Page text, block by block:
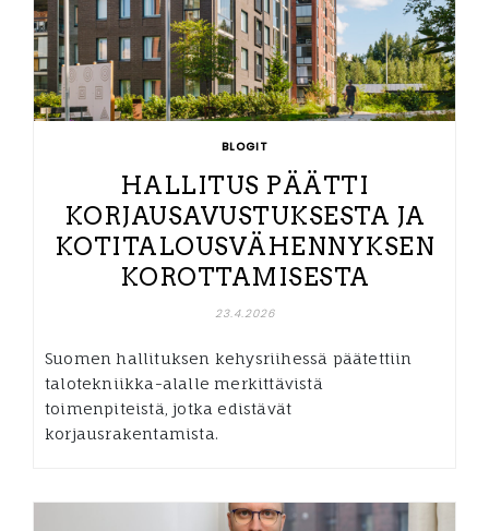
BLOGIT
HALLITUS PÄÄTTI
KORJAUSAVUSTUKSESTA JA
KOTITALOUSVÄHENNYKSEN
KOROTTAMISESTA
23.4.2026
Suomen hallituksen kehysriihessä päätettiin
talotekniikka-alalle merkittävistä
toimenpiteistä, jotka edistävät
korjausrakentamista.